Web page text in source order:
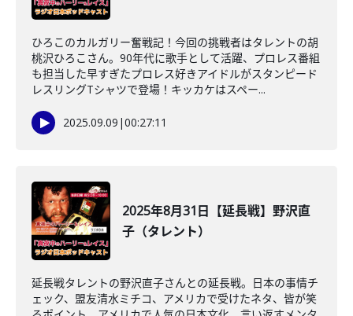
ひろこのカルガリー奮戦記！今回の挑戦者はタレントの胡
桃沢ひろこさん。90年代に歌手として活躍、プロレス番組
も担当した早すぎたプロレス好きアイドルがスタンピード
レスリングTシャツで登場！キッカケはスペー...
2025.09.09 |00:27:11
2025年8月31日【延長戦】野沢直
子（タレント）
延長戦タレントの野沢直子さんとの延長戦。日本の事情チ
ェック、盟友清水ミチコ、アメリカで受けたネタ、皆が笑